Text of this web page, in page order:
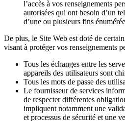
l’accès à vos renseignements
autorisées qui ont besoin d’un
d’une ou plusieurs fins
De plus, le Site Web est doté de
visant à protéger vos renseignements
Tous les échanges entre les
appareils des utilisateurs sont
Tous les mots de passe des
Le fournisseur de services
de respecter différentes
impliquent notamment une
et processus de sécurité et une